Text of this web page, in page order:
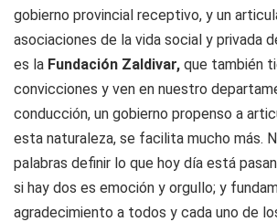
gobierno provincial receptivo, y un
asociaciones de la vida social y privada
es la Fundación Zaldivar, que también
convicciones y ven en nuestro
conducción, un gobierno propenso a
esta naturaleza, se facilita mucho más.
palabras definir lo que hoy día está
si hay dos es emoción y orgullo; y
agradecimiento a todos y cada uno de